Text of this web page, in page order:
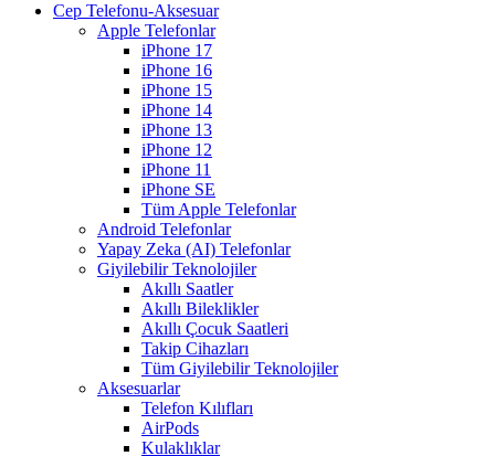
Cep Telefonu-Aksesuar
Apple Telefonlar
iPhone 17
iPhone 16
iPhone 15
iPhone 14
iPhone 13
iPhone 12
iPhone 11
iPhone SE
Tüm Apple Telefonlar
Android Telefonlar
Yapay Zeka (AI) Telefonlar
Giyilebilir Teknolojiler
Akıllı Saatler
Akıllı Bileklikler
Akıllı Çocuk Saatleri
Takip Cihazları
Tüm Giyilebilir Teknolojiler
Aksesuarlar
Telefon Kılıfları
AirPods
Kulaklıklar